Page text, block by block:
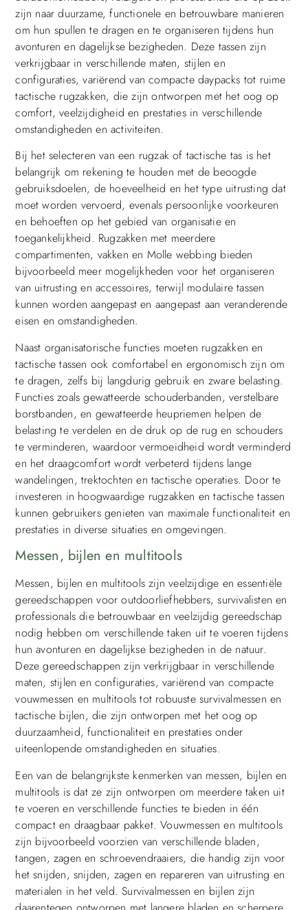
zijn naar duurzame, functionele en betrouwbare manieren
om hun spullen te dragen en te organiseren tijdens hun
avonturen en dagelijkse bezigheden. Deze tassen zijn
verkrijgbaar in verschillende maten, stijlen en
configuraties, variërend van compacte daypacks tot ruime
tactische rugzakken, die zijn ontworpen met het oog op
comfort, veelzijdigheid en prestaties in verschillende
omstandigheden en activiteiten.
Bij het selecteren van een rugzak of tactische tas is het
belangrijk om rekening te houden met de beoogde
gebruiksdoelen, de hoeveelheid en het type uitrusting dat
moet worden vervoerd, evenals persoonlijke voorkeuren
en behoeften op het gebied van organisatie en
toegankelijkheid. Rugzakken met meerdere
compartimenten, vakken en Molle webbing bieden
bijvoorbeeld meer mogelijkheden voor het organiseren
van uitrusting en accessoires, terwijl modulaire tassen
kunnen worden aangepast en aangepast aan veranderende
eisen en omstandigheden.
Naast organisatorische functies moeten rugzakken en
tactische tassen ook comfortabel en ergonomisch zijn om
te dragen, zelfs bij langdurig gebruik en zware belasting.
Functies zoals gewatteerde schouderbanden, verstelbare
borstbanden, en gewatteerde heupriemen helpen de
belasting te verdelen en de druk op de rug en schouders
te verminderen, waardoor vermoeidheid wordt verminderd
en het draagcomfort wordt verbeterd tijdens lange
wandelingen, trektochten en tactische operaties. Door te
investeren in hoogwaardige rugzakken en tactische tassen
kunnen gebruikers genieten van maximale functionaliteit en
prestaties in diverse situaties en omgevingen.
Messen, bijlen en multitools
Messen, bijlen en multitools zijn veelzijdige en essentiële
gereedschappen voor outdoorliefhebbers, survivalisten en
professionals die betrouwbaar en veelzijdig gereedschap
nodig hebben om verschillende taken uit te voeren tijdens
hun avonturen en dagelijkse bezigheden in de natuur.
Deze gereedschappen zijn verkrijgbaar in verschillende
maten, stijlen en configuraties, variërend van compacte
vouwmessen en multitools tot robuuste survivalmessen en
tactische bijlen, die zijn ontworpen met het oog op
duurzaamheid, functionaliteit en prestaties onder
uiteenlopende omstandigheden en situaties.
Een van de belangrijkste kenmerken van messen, bijlen en
multitools is dat ze zijn ontworpen om meerdere taken uit
te voeren en verschillende functies te bieden in één
compact en draagbaar pakket. Vouwmessen en multitools
zijn bijvoorbeeld voorzien van verschillende bladen,
tangen, zagen en schroevendraaiers, die handig zijn voor
het snijden, snijden, zagen en repareren van uitrusting en
materialen in het veld. Survivalmessen en bijlen zijn